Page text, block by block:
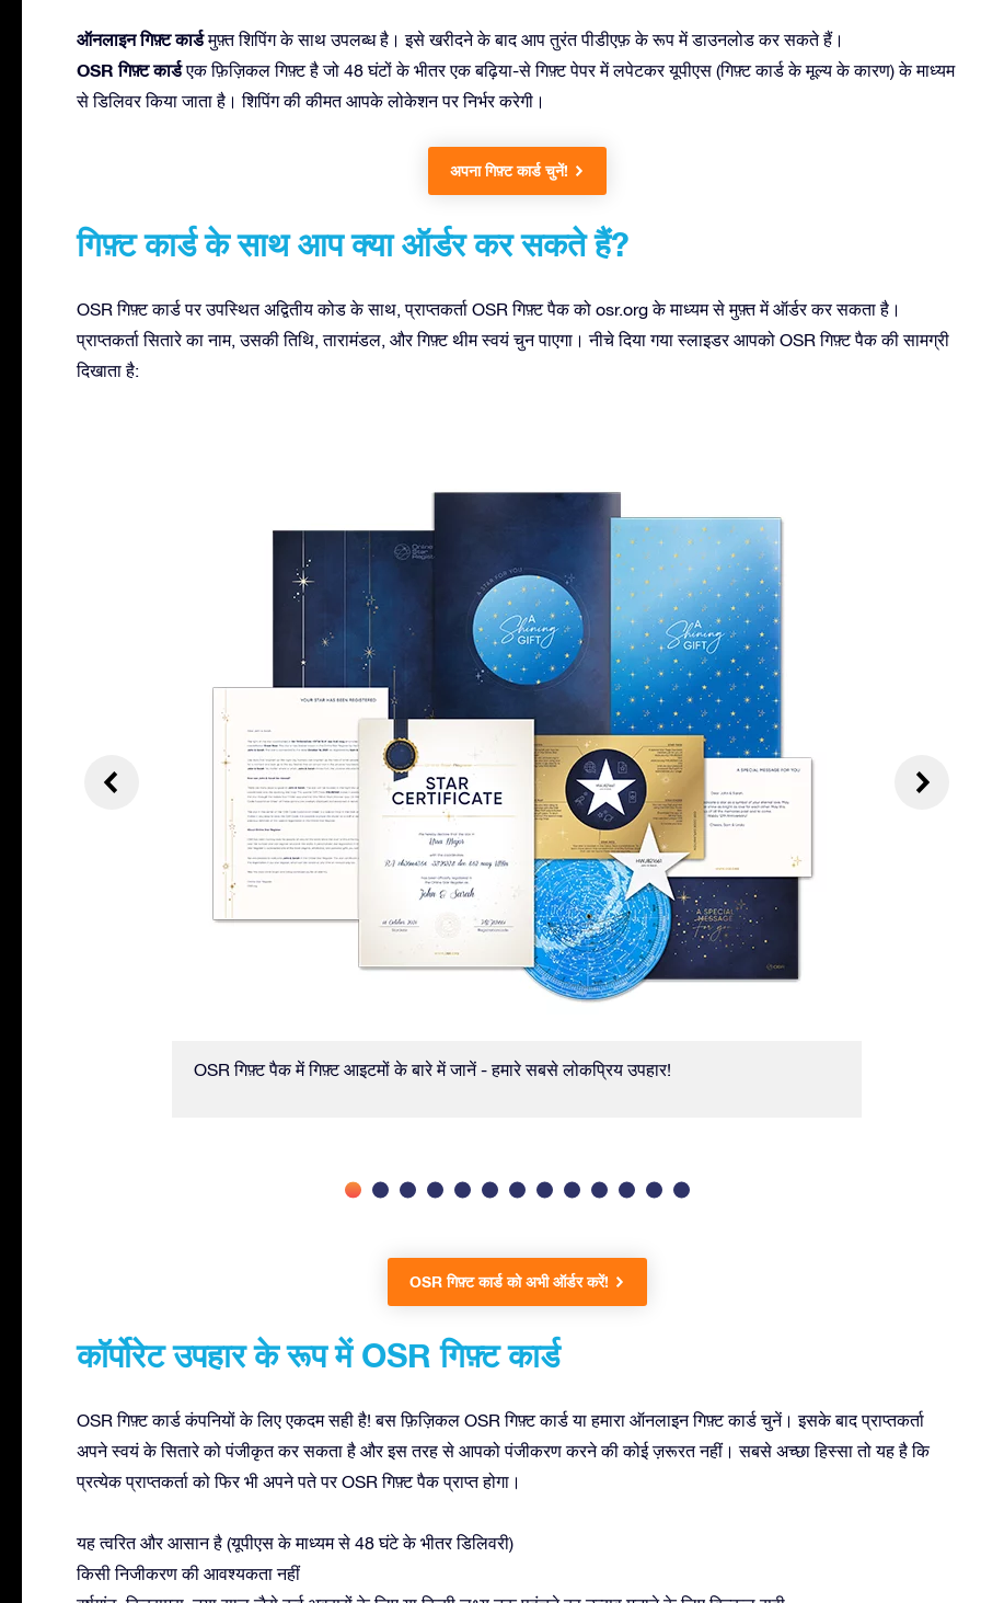
ऑनलाइन गिफ़्ट कार्डमुफ़्त शिपिंग के साथ उपलब्ध है। इसे खरीदने के बाद आप तुरंत पीडीएफ़ के रूप में डाउनलोड कर सकते हैं।
OSR गिफ़्ट कार्डएक फ़िज़िकल गिफ़्ट है जो 48 घंटों के भीतर एक बढ़िया-से गिफ़्ट पेपर में लपेटकर यूपीएस (गिफ़्ट कार्ड के मूल्य के कारण) के माध्यम
से डिलिवर किया जाता है। शिपिंग की कीमत आपके लोकेशन पर निर्भर करेगी।
अपना गिफ़्ट कार्ड चुनें!
गिफ़्ट कार्ड के साथ आप क्या ऑर्डर कर सकते हैं?
OSR गिफ़्ट कार्ड पर उपस्थित अद्वितीय कोड के साथ, प्राप्तकर्ता OSR गिफ़्ट पैक को osr.org के माध्यम से मुफ़्त में ऑर्डर कर सकता है।
प्राप्तकर्ता सितारे का नाम, उसकी तिथि, तारामंडल, और गिफ़्ट थीम स्वयं चुन पाएगा। नीचे दिया गया स्लाइडर आपको OSR गिफ़्ट पैक की सामग्री
दिखाता है:
OSR गिफ़्ट पैक में गिफ़्ट आइटमों के बारे में जानें - हमारे सबसे लोकप्रिय उपहार!
OSR गिफ़्ट कार्ड को अभी ऑर्डर करें!
कॉर्पोरेट उपहार के रूप में OSR गिफ़्ट कार्ड
OSR गिफ़्ट कार्ड कंपनियों के लिए एकदम सही है! बस फ़िज़िकल OSR गिफ़्ट कार्ड या हमारा ऑनलाइन गिफ़्ट कार्ड चुनें। इसके बाद प्राप्तकर्ता
अपने स्वयं के सितारे को पंजीकृत कर सकता है और इस तरह से आपको पंजीकरण करने की कोई ज़रूरत नहीं। सबसे अच्छा हिस्सा तो यह है कि
प्रत्येक प्राप्तकर्ता को फिर भी अपने पते पर OSR गिफ़्ट पैक प्राप्त होगा।
यह त्वरित और आसान है (यूपीएस के माध्यम से 48 घंटे के भीतर डिलिवरी)
किसी निजीकरण की आवश्यकता नहीं